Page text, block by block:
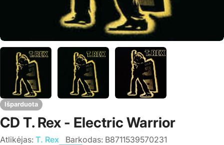
Išparduota
CD T. Rex - Electric Warrior
Atlikėjas: T. Rex Barkodas: B8711539570231